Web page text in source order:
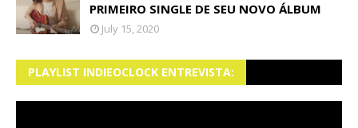
PRIMEIRO SINGLE DE SEU NOVO ÁLBUM
July 15, 2020
PLAYLIST INDIEOCLOCK ENTREVISTA: